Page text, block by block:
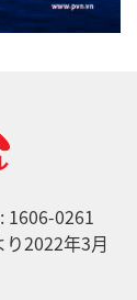
1606-0261
2022年3月